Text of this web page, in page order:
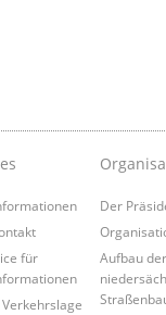
für
Der
Aufbau der